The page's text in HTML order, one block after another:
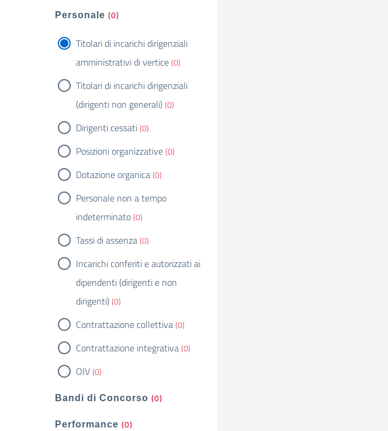
Personale (0)
Titolari di incarichi dirigenziali
amministrativi di vertice(0)
Titolari di incarichi dirigenziali
(dirigenti non generali)(0)
Dirigenti cessati(0)
Posizioni organizzative(0)
Dotazione organica(0)
Personale non a tempo
indeterminato(0)
Tassi di assenza(0)
Incarichi conferiti e autorizzati ai
dipendenti (dirigenti e non
dirigenti)(0)
Contrattazione collettiva(0)
Contrattazione integrativa(0)
OIV(0)
Bandi di Concorso (0)
Performance (0)